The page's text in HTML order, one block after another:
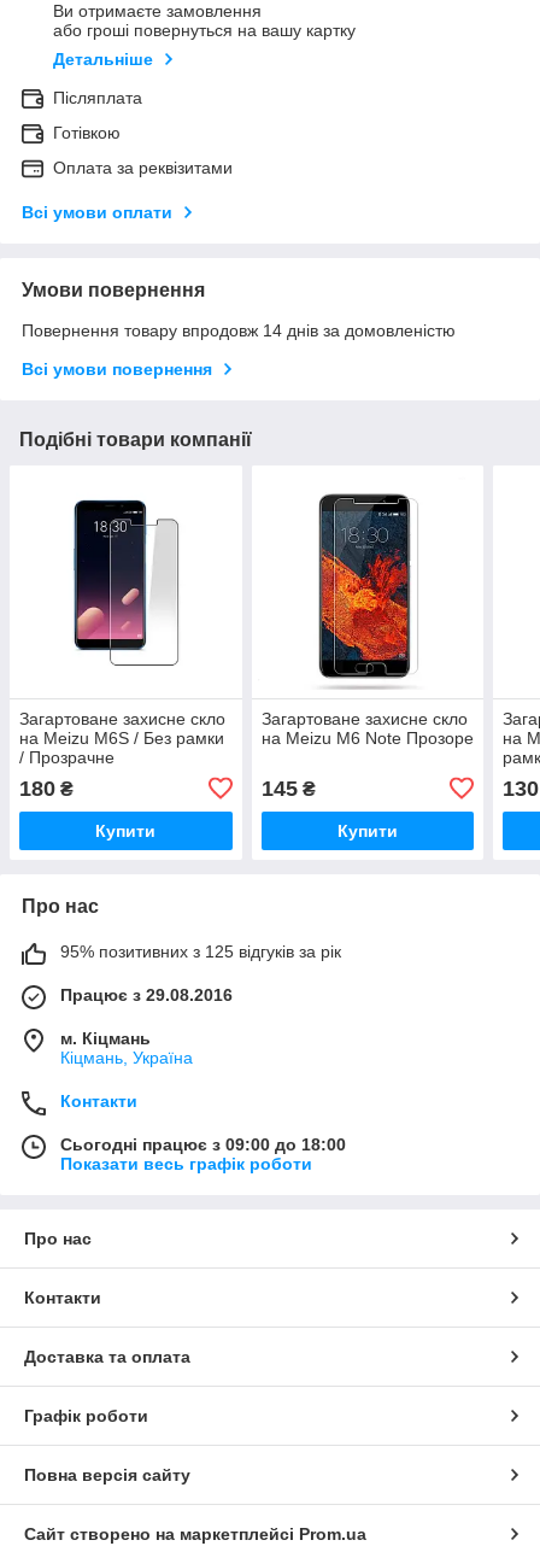
Ви отримаєте замовлення
або гроші повернуться на вашу картку
Детальніше
Післяплата
Готівкою
Оплата за реквізитами
Всі умови оплати
Умови повернення
Повернення товару впродовж 14 днів за домовленістю
Всі умови повернення
Подібні товари компанії
Загартоване захисне скло
на Meizu M6S / Без рамки
/ Прозрачне
180 ₴
Купити
Загартоване захисне скло
на Meizu M6 Note Прозоре
145₴
Купити
на
130
Про нас
95% позитивних з 125 відгуків за рік
Працює з 29.08.2016
м. Кіцмань
Кіцмань, Україна
Контакти
Сьогодні працює з 09:00 до 18:00
Показати весь графік роботи
Про нас
Контакти
Доставка та оплата
Графік роботи
Повна версія сайту
Сайт створено на маркетплейсі Prom.ua